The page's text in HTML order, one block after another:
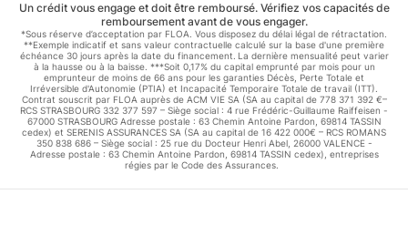
Un crédit vous engage et doit être remboursé. Vérifiez vos capacités de
remboursement avant de vous engager.
*Sous réserve d’acceptation par FLOA. Vous disposez du délai légal de rétractation.
**Exemple indicatif et sans valeur contractuelle calculé sur la base d'une première
échéance 30 jours après la date du financement. La dernière mensualité peut varier
à la hausse ou à la baisse. ***Soit 0,17% du capital emprunté par mois pour un
emprunteur de moins de 66 ans pour les garanties Décès, Perte Totale et
Irréversible d'Autonomie (PTIA) et Incapacité Temporaire Totale de travail (ITT).
Contrat souscrit par FLOA auprès de ACM VIE SA (SA au capital de 778 371 392 €–
RCS STRASBOURG 332 377 597 – Siège social : 4 rue Frédéric-Guillaume Raiffeisen -
67000 STRASBOURG Adresse postale : 63 Chemin Antoine Pardon, 69814 TASSIN
cedex) et SERENIS ASSURANCES SA (SA au capital de 16 422 000€ – RCS ROMANS
350 838 686 – Siège social : 25 rue du Docteur Henri Abel, 26000 VALENCE -
Adresse postale : 63 Chemin Antoine Pardon, 69814 TASSIN cedex), entreprises
régies par le Code des Assurances.